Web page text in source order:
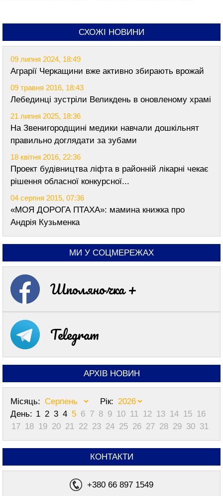
СХОЖІ НОВИНИ
09 липня 2024, 18:49
Аграрії Черкащини вже активно збирають врожай
09 травня 2016, 18:43
Лебединці зустріли Великдень в оновленому храмі
21 липня 2025, 18:36
На Звенигородщині медики навчали дошкільнят
правильно доглядати за зубами
18 квітня 2016, 22:36
Проект будівництва ліфта в районній лікарні чекає
рішення обласної конкурсної...
04 серпня 2015, 07:36
«МОЯ ДОРОГА ПТАХА»: мамина книжка про
Андрія Кузьменка
МИ У СОЦМЕРЕЖАХ
Шполяночка +
Telegram
АРХІВ НОВИН
Місяць:
Рік:
День: 1 2 3 4 5 6 7 8 9 10 11 12 13 14 15 16
17 18 19 20 21 22 23 24 25 26 27 28 29 30 31
КОНТАКТИ
+380 66 897 1549